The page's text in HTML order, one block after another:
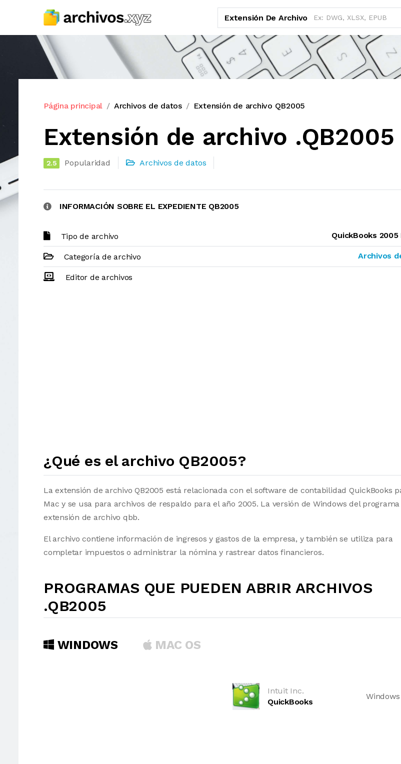
Extensión De Archivo
Página principal Archivos de datos Extensión de archivo QB2005
Extensión de archivo .QB2005
2.5 Popularidad Archivos de datos
INFORMACIÓN SOBRE EL EXPEDIENTE QB2005
Tipo de archivo QuickBooks 2005
Categoría de archivo Archivos
Editor de archivos
¿Qué es el archivo QB2005?
La extensión de archivo QB2005 está relacionada con el software de contabilidad QuickBooks
Mac y se usa para archivos de respaldo para el año 2005. La versión de Windows del
extensión de archivo qbb.
El archivo contiene información de ingresos y gastos de la empresa, y también se utiliza para
completar impuestos o administrar la nómina y rastrear datos financieros.
PROGRAMAS QUE PUEDEN ABRIR ARCHIVOS
.QB2005
WINDOWS MAC OS
Intuit Inc.
QuickBooks
Windows